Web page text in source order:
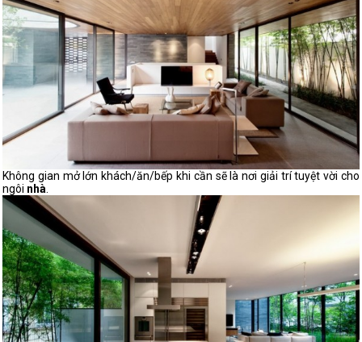
Không gian mở lớn khách/ăn/bếp khi cần sẽ là nơi giải trí tuyệt vời cho
ngôi nhà